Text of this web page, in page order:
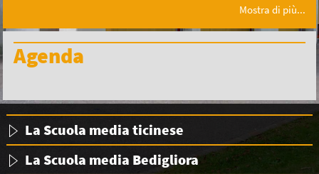
Mostra di più...
Agenda
La Scuola media ticinese
La Scuola media Bedigliora